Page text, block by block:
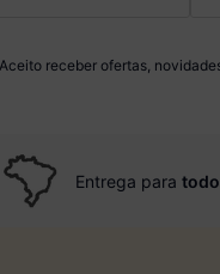
Aceito receber ofertas,
Entrega para